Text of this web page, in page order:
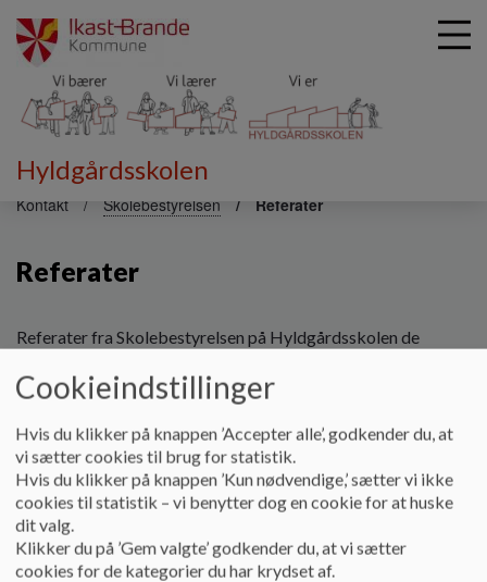
Hyldgårdsskolen
Kontakt Skolebestyrelsen Referater
Referater
Referater fra Skolebestyrelsen på Hyldgårdsskolen de
Dokumenter
Referat 11. juni 2026
Referat 28. april 2026
Cookieindstillinger
Hvis du klikker på knappen ’Accepter alle’, godkender du, at
vi sætter cookies til brug for statistik.
Hvis du klikker på knappen ’Kun nødvendige,’ sætter vi ikke
cookies til statistik – vi benytter dog en cookie for at huske
dit valg.
Klikker du på ’Gem valgte’ godkender du, at vi sætter
cookies for de kategorier du har krydset af.